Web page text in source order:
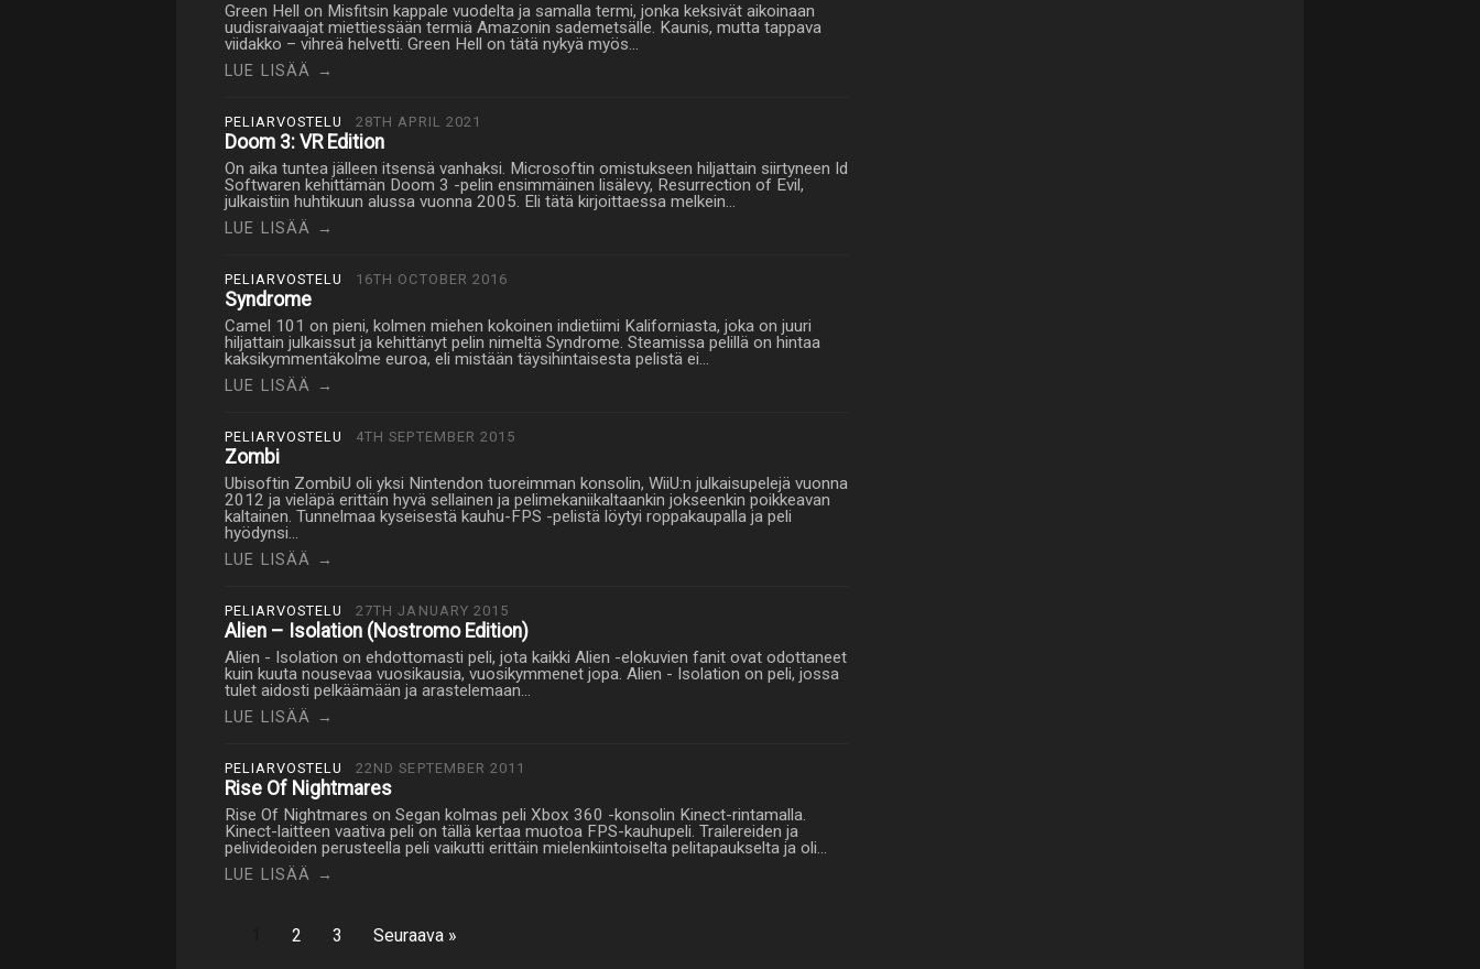
Green Hell on Misfitsin kappale vuodelta ja samalla termi, jonka keksivät aikoinaan
uudisraivaajat miettiessään termiä Amazonin sademetsälle. Kaunis, mutta tappava
viidakko – vihreä helvetti. Green Hell on tätä nykyä myös…
LUE LISÄÄ →
PELIARVOSTELU 28TH APRIL 2021
Doom 3: VR Edition
On aika tuntea jälleen itsensä vanhaksi. Microsoftin omistukseen hiljattain siirtyneen Id
Softwaren kehittämän Doom 3 -pelin ensimmäinen lisälevy, Resurrection of Evil,
julkaistiin huhtikuun alussa vuonna 2005. Eli tätä kirjoittaessa melkein…
LUE LISÄÄ →
PELIARVOSTELU 16TH OCTOBER 2016
Syndrome
Camel 101 on pieni, kolmen miehen kokoinen indietiimi Kaliforniasta, joka on juuri
hiljattain julkaissut ja kehittänyt pelin nimeltä Syndrome. Steamissa pelillä on hintaa
kaksikymmentäkolme euroa, eli mistään täysihintaisesta pelistä ei…
LUE LISÄÄ →
PELIARVOSTELU 4TH SEPTEMBER 2015
Zombi
Ubisoftin ZombiU oli yksi Nintendon tuoreimman konsolin, WiiU:n julkaisupelejä vuonna
2012 ja vieläpä erittäin hyvä sellainen ja pelimekaniikaltaankin jokseenkin poikkeavan
kaltainen. Tunnelmaa kyseisestä kauhu-FPS -pelistä löytyi roppakaupalla ja peli
hyödynsi…
LUE LISÄÄ →
PELIARVOSTELU 27TH JANUARY 2015
Alien – Isolation (Nostromo Edition)
Alien - Isolation on ehdottomasti peli, jota kaikki Alien -elokuvien fanit ovat odottaneet
kuin kuuta nousevaa vuosikausia, vuosikymmenet jopa. Alien - Isolation on peli, jossa
tulet aidosti pelkäämään ja arastelemaan…
LUE LISÄÄ →
PELIARVOSTELU 22ND SEPTEMBER 2011
Rise Of Nightmares
Rise Of Nightmares on Segan kolmas peli Xbox 360 -konsolin Kinect-rintamalla.
Kinect-laitteen vaativa peli on tällä kertaa muotoa FPS-kauhupeli. Trailereiden ja
pelivideoiden perusteella peli vaikutti erittäin mielenkiintoiselta pelitapaukselta ja oli…
LUE LISÄÄ →
2 3 Seuraava »